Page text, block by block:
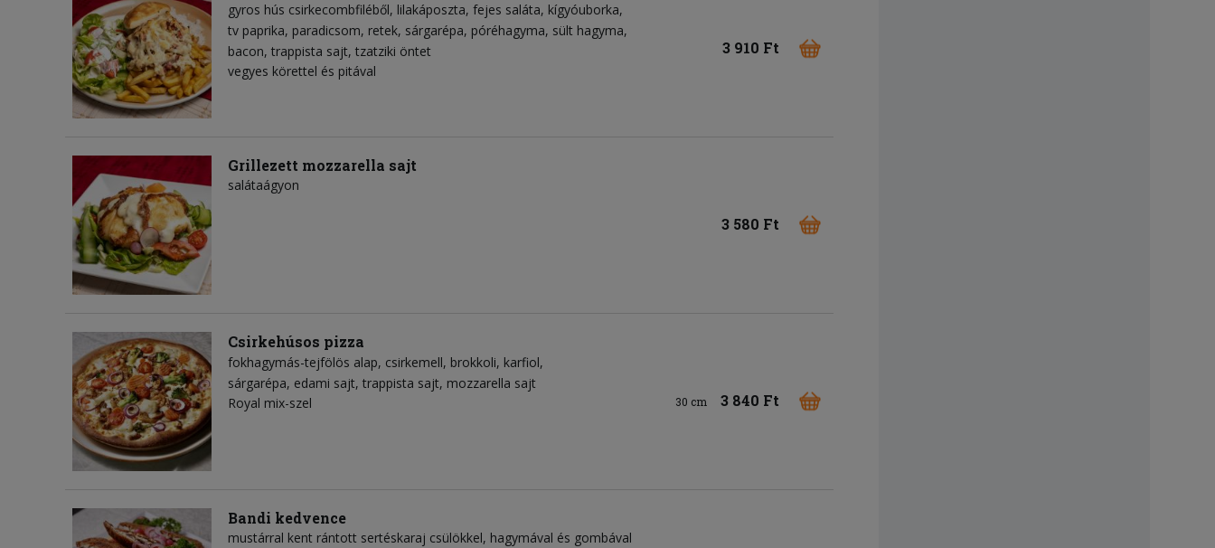
gyros hús csirkecombfiléből lilakáposzta fejes saláta kígyóuborka
tv paprika paradicsom retek sárgarépa póréhagyma sült hagyma
bacon trappista sajt tzatziki öntet
vegyes körettel és pitával
3 910 Ft
Grillezett mozzarella sajt
salátaágyon
3 580 Ft
Csirkehúsos pizza
fokhagymás-tejfölös alap csirkemell brokkoli karfiol
sárgarépa edami sajt trappista sajt mozzarella sajt
Royal mix-szel
30 cm 3 840 Ft
Bandi kedvence
mustárral kent rántott sertéskaraj csülökkel, hagymával és gombával